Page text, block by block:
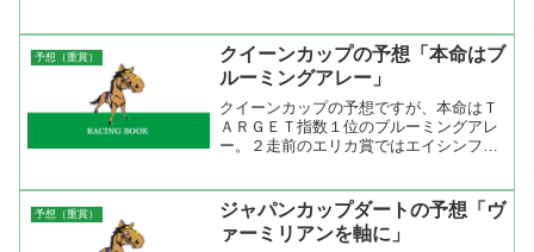
ングス。充実した４歳馬と言えば天皇賞
春と秋を勝ったメイショウ...
予想（重賞）
クイーンカップの予想「本命はブ
ルーミングアレー」
クイーンカップの予想ですが、本命はＴ
ＡＲＧＥＴ指数１位のブルーミングアレ
ー。２走前のエリカ賞ではエイシンフラ
京成杯を快勝。２０００ｍ戦で牡馬と互
角に渡り合えるなら牝馬戦...
予想（重賞）
ジャパンカップダートの予想「ヴ
ァーミリアンを軸に」